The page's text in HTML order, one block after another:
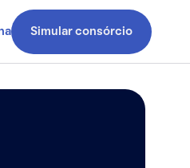
Simular consórcio